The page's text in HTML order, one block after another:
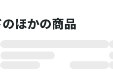
ほかの商品